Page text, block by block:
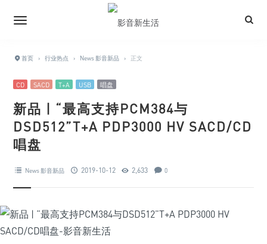
首页 › 行业热点 › News 影音新品 › 正文
CD SACD T+A USB 唱盘
新品 | “最高支持PCM384与
DSD512”T+A PDP3000 HV SACD/CD
唱盘
News 影音新品 2019-10-12 2,633 0